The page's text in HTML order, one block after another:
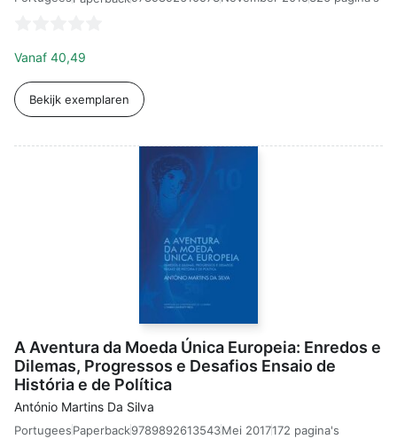
Vanaf 40,49
Bekijk exemplaren
A Aventura da Moeda Única Europeia: Enredos e
Dilemas, Progressos e Desafios Ensaio de
História e de Política
António Martins Da Silva
PortugeesPaperback9789892613543Mei 2017172 pagina's